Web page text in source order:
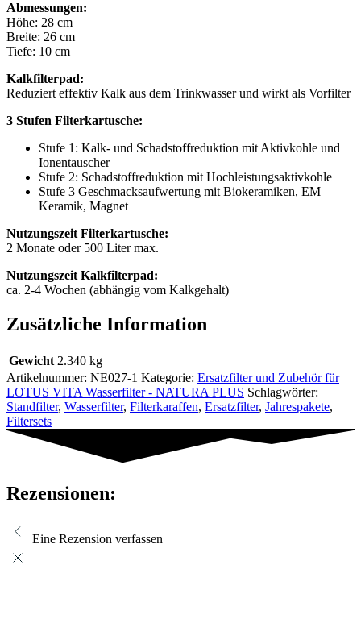
Abmessungen:
Höhe: 28 cm
Breite: 26 cm
Tiefe: 10 cm
Kalkfilterpad:
Reduziert effektiv Kalk aus dem Trinkwasser und wirkt als Vorfilter
3 Stufen Filterkartusche:
Stufe 1: Kalk- und Schadstoffreduktion mit Aktivkohle und
Ionentauscher
Stufe 2: Schadstoffreduktion mit Hochleistungsaktivkohle
Stufe 3 Geschmacksaufwertung mit Biokeramiken, EM
Keramik, Magnet
Nutzungszeit Filterkartusche:
2 Monate oder 500 Liter max.
Nutzungszeit Kalkfilterpad:
ca. 2-4 Wochen (abhängig vom Kalkgehalt)
Zusätzliche Information
Gewicht 2.340 kg
Artikelnummer: NE027-1 Kategorie: Ersatzfilter und Zubehör für
LOTUS VITA Wasserfilter - NATURA PLUS Schlagwörter:
Standfilter, Wasserfilter, Filterkaraffen, Ersatzfilter, Jahrespakete,
Filtersets
Rezensionen:
Eine Rezension verfassen